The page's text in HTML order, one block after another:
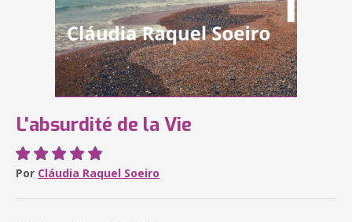
L'absurdité de la Vie
Por Cláudia Raquel Soeiro